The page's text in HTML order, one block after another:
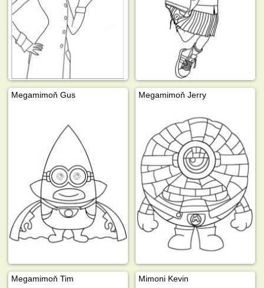
Megamimoň Gus Megamimoň Jerry
Megamimoň Tim Mimoni Kevin